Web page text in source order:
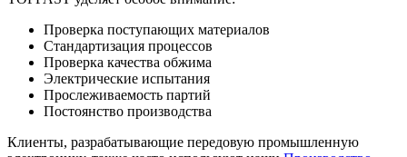
Проверка поступающих материалов
Стандартизация процессов
Проверка качества обжима
Электрические испытания
Прослеживаемость партий
Постоянство производства
Клиенты, разрабатывающие передовую промышленную